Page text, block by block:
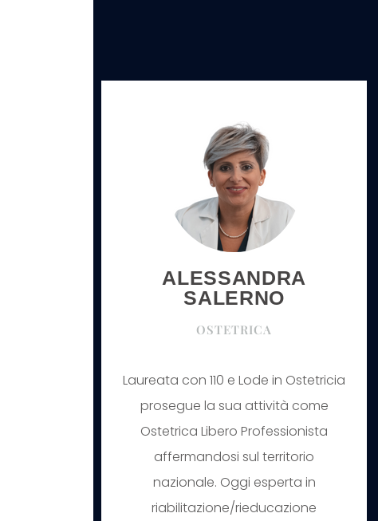
ALESSANDRA
SALERNO
OSTETRICA
Laureata con 110 e Lode in Ostetricia
prosegue la sua attività come
Ostetrica Libero Professionista
affermandosi sul territorio
nazionale. Oggi esperta in
riabilitazione/rieducazione